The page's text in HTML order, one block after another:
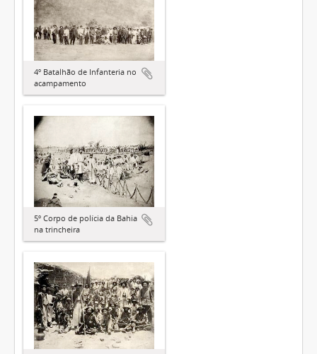
4º Batalhão de Infanteria no
acampamento
5º Corpo de polícia da Bahia
na trincheira